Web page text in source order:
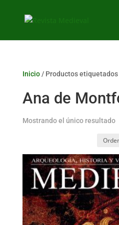
Inicio/ Productos etiquetados
Ana de
Mostrando el único resultado